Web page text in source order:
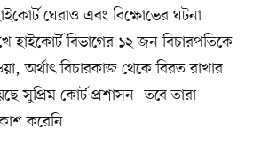
ঘেরাও এবং বিক্ষোভের ঘটনা
হাইকোর্ট বিভাগের ১২ জন বিচারপতিকে
অর্থাৎ বিচারকাজ থেকে বিরত রাখার
সুপ্রিম কোর্ট প্রশাসন। তবে তারা
করেনি।